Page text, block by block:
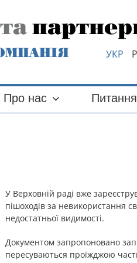
та
УКР
Про нас
У Верховній раді вже
пішоходів за невикористання
недостатньої видимості.
Документом запропоновано
пересуваються проїжджою